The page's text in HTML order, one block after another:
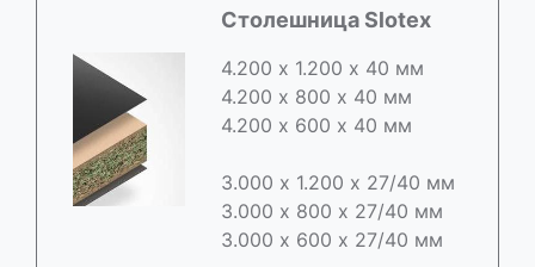
Столешница Slotex
4.200 х 1.200 х 40 мм
4.200 х 800 х 40 мм
4.200 х 600 х 40 мм
3.000 х 1.200 х 27/40 мм
3.000 х 800 х 27/40 мм
3.000 х 600 х 27/40 мм